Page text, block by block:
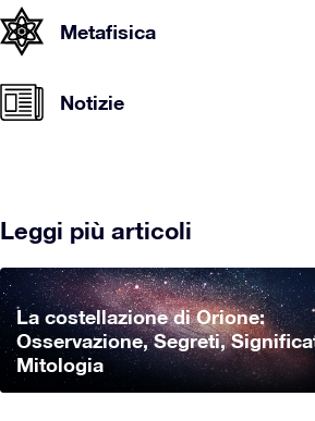
Metafisica
Notizie
Leggi più articoli
La costellazione di Orione:
Osservazione, Segreti,
Mitologia